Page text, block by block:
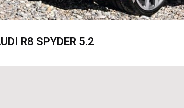
R8 SPYDER 5.2